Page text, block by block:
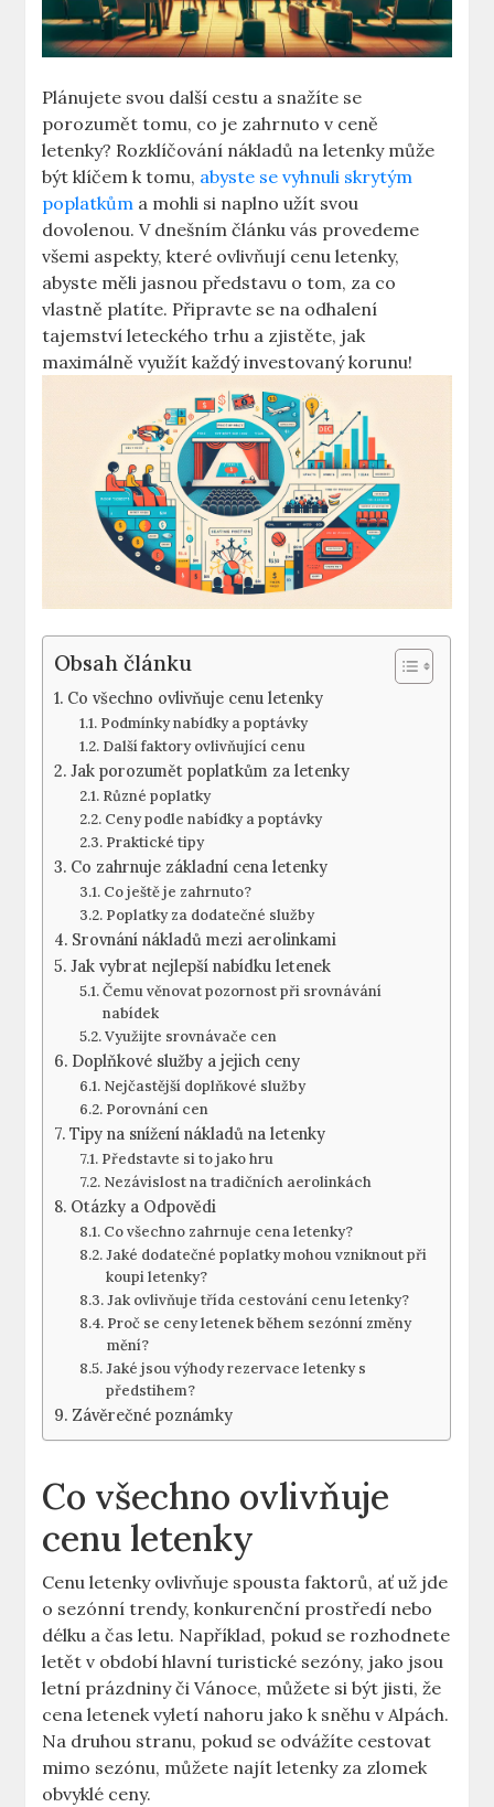
Plánujete svou další cestu a snažíte se
porozumět tomu, co je zahrnuto v ceně
letenky? Rozklíčování nákladů na letenky může
být klíčem k tomu, abyste se vyhnuli skrytým
poplatkům a mohli si naplno užít svou
dovolenou. V dnešním článku vás provedeme
všemi aspekty, které ovlivňují cenu letenky,
abyste měli jasnou představu o tom, za co
vlastně platíte. Připravte se na odhalení
tajemství leteckého trhu a zjistěte, jak
maximálně využít každý investovaný korunu!
Obsah článku
Co všechno ovlivňuje cenu letenky
Podmínky nabídky a poptávky
Další faktory ovlivňující cenu
Jak porozumět poplatkům za letenky
Různé poplatky
Ceny podle nabídky a poptávky
Praktické tipy
Co zahrnuje základní cena letenky
Co ještě je zahrnuto?
Poplatky za dodatečné služby
Srovnání nákladů mezi aerolinkami
Jak vybrat nejlepší nabídku letenek
Čemu věnovat pozornost při srovnávání
nabídek
Využijte srovnávače cen
Doplňkové služby a jejich ceny
Nejčastější doplňkové služby
Porovnání cen
Tipy na snížení nákladů na letenky
Představte si to jako hru
Nezávislost na tradičních aerolinkách
Otázky a Odpovědi
Co všechno zahrnuje cena letenky?
Jaké dodatečné poplatky mohou vzniknout při
koupi letenky?
Jak ovlivňuje třída cestování cenu letenky?
Proč se ceny letenek během sezónní změny
mění?
Jaké jsou výhody rezervace letenky s
předstihem?
Závěrečné poznámky
Co všechno ovlivňuje
cenu letenky
Cenu letenky ovlivňuje spousta faktorů, ať už jde
o sezónní trendy, konkurenční prostředí nebo
délku a čas letu. Například, pokud se rozhodnete
letět v období hlavní turistické sezóny, jako jsou
letní prázdniny či Vánoce, můžete si být jisti, že
cena letenek vyletí nahoru jako k sněhu v Alpách.
Na druhou stranu, pokud se odvážíte cestovat
mimo sezónu, můžete najít letenky za zlomek
obvyklé ceny.